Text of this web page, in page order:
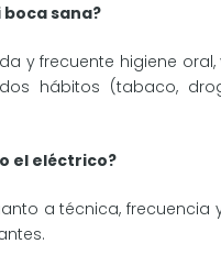
sana?
y frecuente higiene
hábitos (tabaco,
el eléctrico?
a técnica, frecuencia